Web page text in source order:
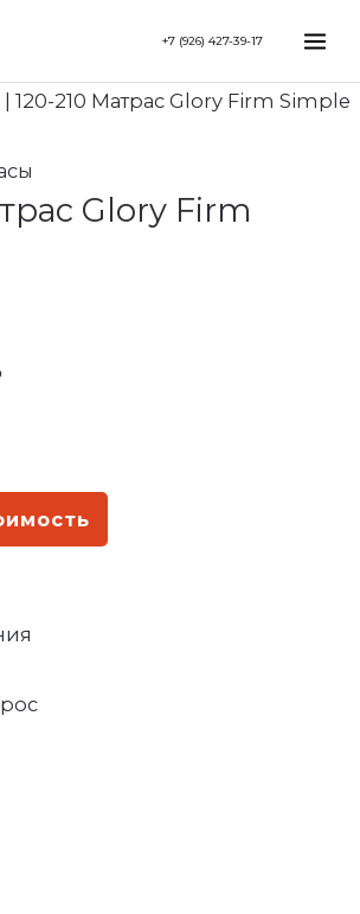
+7 (926) 427-39-17
120-210 Матрас Glory Firm Simple
Glory Firm
56